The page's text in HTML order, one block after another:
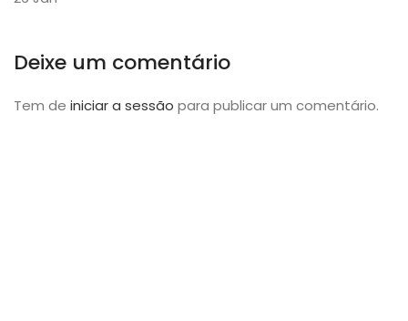
Deixe um comentário
Tem de iniciar a sessão para publicar um comentário.